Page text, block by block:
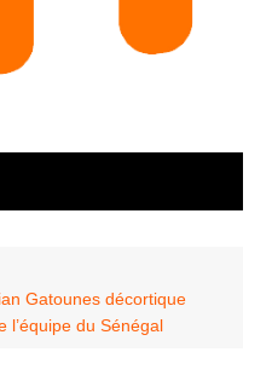
Gatounes décortique
l’équipe du Sénégal